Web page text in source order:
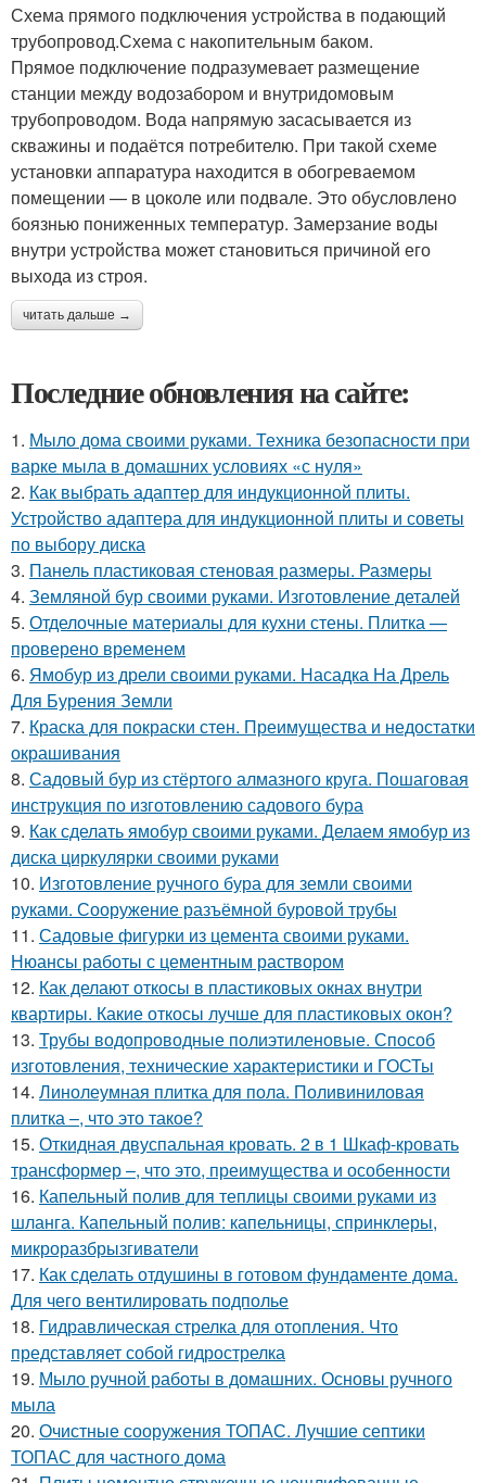
Схема прямого подключения устройства в подающий
трубопровод.Схема с накопительным баком.
Прямое подключение подразумевает размещение
станции между водозабором и внутридомовым
трубопроводом. Вода напрямую засасывается из
скважины и подаётся потребителю. При такой схеме
установки аппаратура находится в обогреваемом
помещении — в цоколе или подвале. Это обусловлено
боязнью пониженных температур. Замерзание воды
внутри устройства может становиться причиной его
выхода из строя.
читать дальше →
Последние обновления на сайте:
1. Мыло дома своими руками. Техника безопасности при
варке мыла в домашних условиях «с нуля»
2. Как выбрать адаптер для индукционной плиты.
Устройство адаптера для индукционной плиты и советы
по выбору диска
3. Панель пластиковая стеновая размеры. Размеры
4. Земляной бур своими руками. Изготовление деталей
5. Отделочные материалы для кухни стены. Плитка —
проверено временем
6. Ямобур из дрели своими руками. Насадка На Дрель
Для Бурения Земли
7. Краска для покраски стен. Преимущества и недостатки
окрашивания
8. Садовый бур из стёртого алмазного круга. Пошаговая
инструкция по изготовлению садового бура
9. Как сделать ямобур своими руками. Делаем ямобур из
диска циркулярки своими руками
10. Изготовление ручного бура для земли своими
руками. Сооружение разъёмной буровой трубы
11. Садовые фигурки из цемента своими руками.
Нюансы работы с цементным раствором
12. Как делают откосы в пластиковых окнах внутри
квартиры. Какие откосы лучше для пластиковых окон?
13. Трубы водопроводные полиэтиленовые. Способ
изготовления, технические характеристики и ГОСТы
14. Линолеумная плитка для пола. Поливиниловая
плитка –, что это такое?
15. Откидная двуспальная кровать. 2 в 1 Шкаф-кровать
трансформер –, что это, преимущества и особенности
16. Капельный полив для теплицы своими руками из
шланга. Капельный полив: капельницы, спринклеры,
микроразбрызгиватели
17. Как сделать отдушины в готовом фундаменте дома.
Для чего вентилировать подполье
18. Гидравлическая стрелка для отопления. Что
представляет собой гидрострелка
19. Мыло ручной работы в домашних. Основы ручного
мыла
20. Очистные сооружения ТОПАС. Лучшие септики
ТОПАС для частного дома